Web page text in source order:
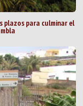
plazos para culminar el